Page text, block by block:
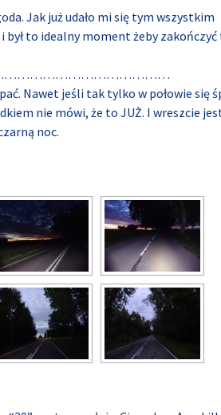
Jak już udało mi się tym wszystkim
był to idealny moment żeby zakończyć
Nawet jeśli tak tylko w połowie się
nie mówi, że to JUŻ. I wreszcie
noc.